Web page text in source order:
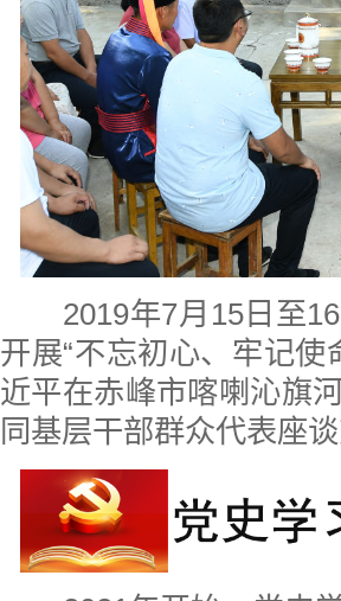
2019年7月15日至
开展“不忘初心、牢记
近平在赤峰市喀喇沁旗
同基层干部群众代表座谈